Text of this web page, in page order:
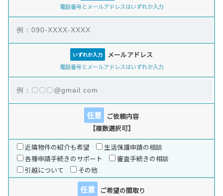
電話番号とメールアドレスはいずれか入力
いずれか入力 メールアドレス
電話番号とメールアドレスはいずれか入力
任意
ご依頼内容
【複数選択可】
近隣物件の紹介も希望
生活保護申請の相談
各種申請手続きのサポート
審査手続きの相談
引越について
その他
任意
ご希望の間取り